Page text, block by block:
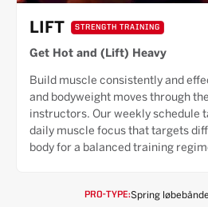
LIFT STRENGTH TRAINING
Get Hot and (Lift) Heavy
Build muscle consistently and
and bodyweight moves through
instructors. Our weekly schedule
daily muscle focus that targets
body for a balanced training
PRO-TYPE:Spring